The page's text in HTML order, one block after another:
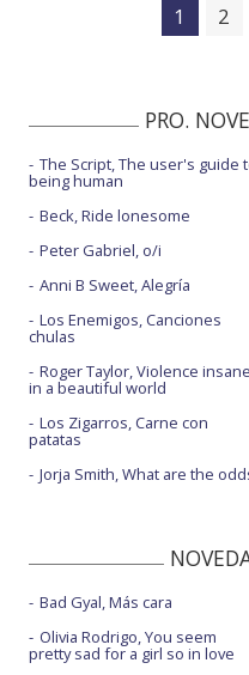
1 2
PRO.
The Script, The user's guide
being human
Beck, Ride lonesome
Peter Gabriel, o/i
Anni B Sweet, Alegría
Los Enemigos, Canciones
chulas
Roger Taylor, Violence insane
in a beautiful world
Los Zigarros, Carne con
patatas
Jorja Smith, What are the
Bad Gyal, Más cara
Olivia Rodrigo, You seem
pretty sad for a girl so in love